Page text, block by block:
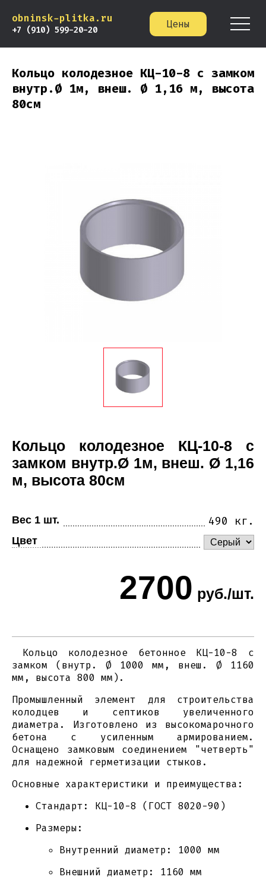
obninsk-plitka.ru
+7 (910) 599-20-20 Цены
Кольцо колодезное КЦ-10-8 с замком
внутр.Ø 1м, внеш. Ø 1,16 м, высота
80см
Кольцо колодезное КЦ-10-8 с
замком внутр.Ø 1м, внеш. Ø 1,16
м, высота 80см
Вес 1 шт. 490 кг.
Цвет
2700 руб./шт.
Кольцо колодезное бетонное КЦ-10-8 с
замком (внутр. Ø 1000 мм, внеш. Ø 1160
мм, высота 800 мм).
Промышленный элемент для строительства
колодцев и септиков увеличенного
диаметра. Изготовлено из высокомарочного
бетона с усиленным армированием.
Оснащено замковым соединением "четверть"
для надежной герметизации стыков.
Основные характеристики и преимущества:
Стандарт: КЦ-10-8 (ГОСТ 8020-90)
Размеры:
Внутренний диаметр: 1000 мм
Внешний диаметр: 1160 мм